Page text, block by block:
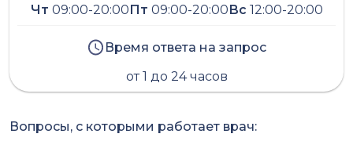
Чт 09:00-20:00 Пт 09:00-20:00 Вс 12:00-20:00
Время ответа на запрос
от 1 до 24 часов
Вопросы, с которыми работает врач: